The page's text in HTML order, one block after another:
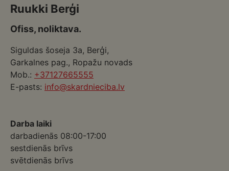
Ruukki Berģi
Ofiss, noliktava.
Siguldas šoseja 3a, Berģi,
Garkalnes pag., Ropažu novads
Mob.: +37127665555
E-pasts: info@skardnieciba.lv
Darba laiki
darbadienās 08:00-17:00
sestdienās brīvs
svētdienās brīvs